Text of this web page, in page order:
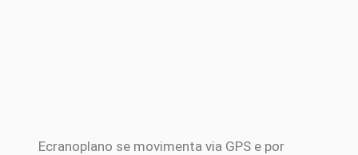
Ecranoplano se movimenta via GPS e por